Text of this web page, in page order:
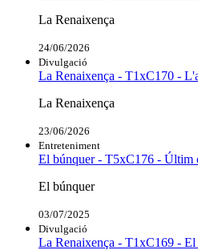
La Renaixença
24/06/2026
Divulgació
La Renaixença - T1xC170 -
La Renaixença
23/06/2026
Entreteniment
El búnquer - T5xC176 - Últim
El búnquer
03/07/2025
Divulgació
La Renaixença - T1xC169 - El